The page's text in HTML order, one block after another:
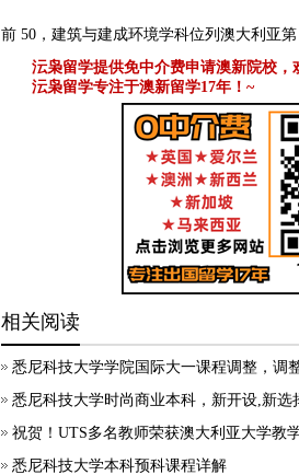
前 50，建筑与建成环境学科位列澳大利亚
沄枭留学提供免中介费申请澳新院校
沄枭留学专注于澳新留学17年！~
相关阅读
悉尼科技大学学院国际大一课程调整，调
悉尼科技大学时尚商业本科，新开设,新选
祝贺！UTS多名教师荣获澳大利亚大学教
悉尼科技大学本科预科课程详解